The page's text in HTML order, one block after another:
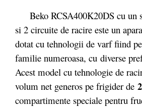
Beko RCSA400K20DS cu un
si 2 circuite de racire este un
dotat cu tehnologii de varf fiind
familie numeroasa, cu diverse
Acest model cu tehnologie de
volum net generos pe frigider de
compartimente speciale pentru